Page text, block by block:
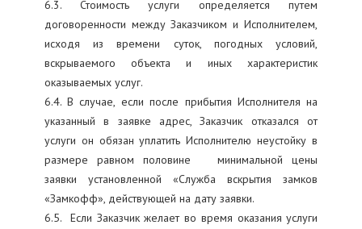
6.3. Стоимость услуги определяется путем
договоренности между Заказчиком и Исполнителем,
исходя из времени суток, погодных условий,
вскрываемого объекта и иных характеристик
оказываемых услуг.
6.4. В случае, если после прибытия Исполнителя на
указанный в заявке адрес, Заказчик отказался от
услуги он обязан уплатить Исполнителю неустойку в
размере равном половине минимальной цены
заявки установленной «Служба вскрытия замков
«Замкофф», действующей на дату заявки.
6.5. Если Заказчик желает во время оказания услуги